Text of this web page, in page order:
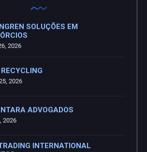
SOLUÇÕES EM
2026
2026
ADVOGADOS
2026
INTERNATIONAL